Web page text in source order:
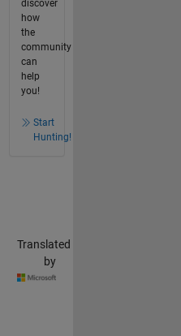
discover
how
the
community
can
help
you!
Start
Hunting!
Translated
by